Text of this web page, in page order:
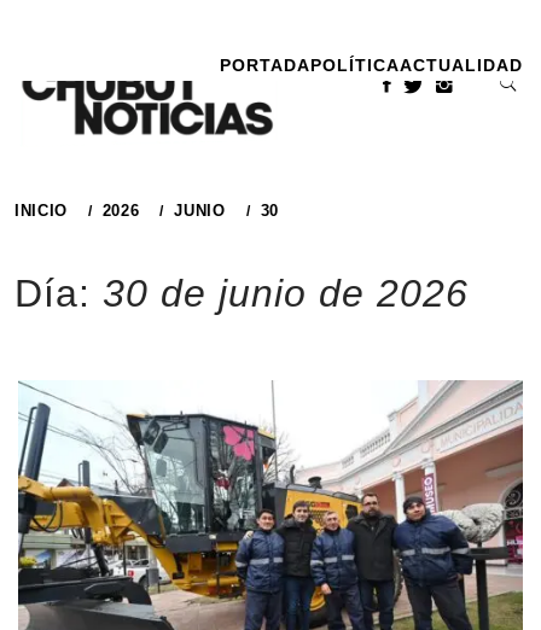
contenido
PORTADAPOLÍTICAACTUALIDAD
INICIO 2026 JUNIO 30
Día: 30 de junio de 2026